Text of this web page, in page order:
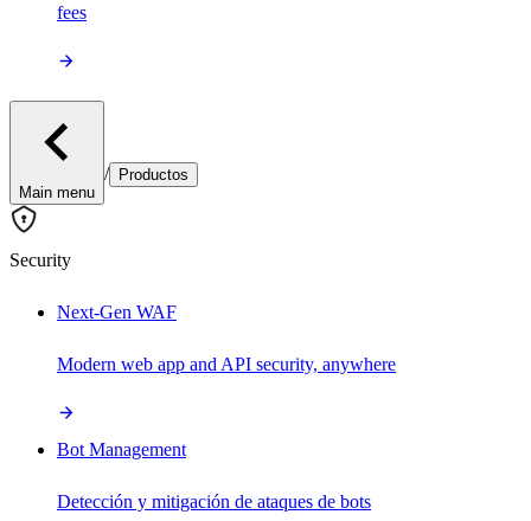
fees
Main menu
/ Productos
Security
Next-Gen WAF
Modern web app and API security, anywhere
Bot Management
Detección y mitigación de ataques de bots